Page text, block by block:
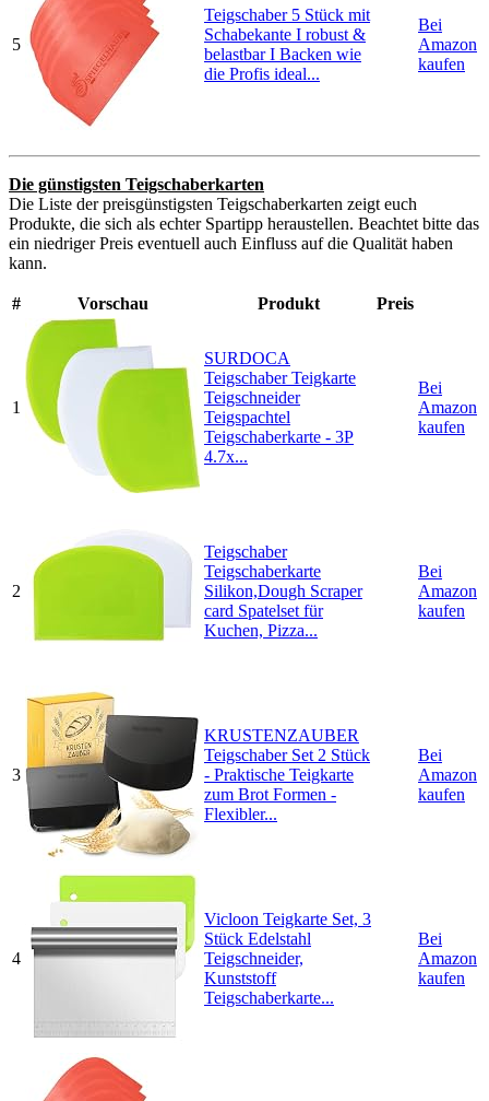
5
Teigschaber 5 Stück mit
Schabekante I robust &
belastbar I Backen wie
die Profis ideal...
Bei
Amazon
kaufen
Die günstigsten Teigschaberkarten
Die Liste der preisgünstigsten Teigschaberkarten zeigt euch
Produkte, die sich als echter Spartipp heraustellen. Beachtet bitte das
ein niedriger Preis eventuell auch Einfluss auf die Qualität haben
kann.
# Vorschau Produkt Preis
1
SURDOCA
Teigschaber Teigkarte
Teigschneider
Teigspachtel
Teigschaberkarte - 3P
4.7x...
Bei
Amazon
kaufen
2
Teigschaber
Teigschaberkarte
Silikon,Dough Scraper
card Spatelset für
Kuchen, Pizza...
Bei
Amazon
kaufen
3
KRUSTENZAUBER
Teigschaber Set 2 Stück
- Praktische Teigkarte
zum Brot Formen -
Flexibler...
Bei
Amazon
kaufen
4
Vicloon Teigkarte Set, 3
Stück Edelstahl
Teigschneider,
Kunststoff
Teigschaberkarte...
Bei
Amazon
kaufen